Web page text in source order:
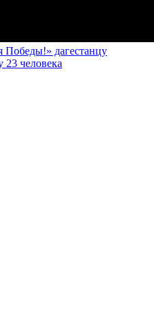
дагестанцу
человека